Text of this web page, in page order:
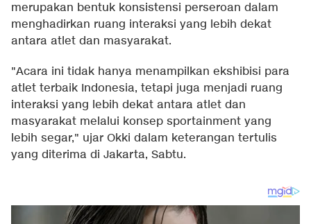
merupakan bentuk konsistensi perseroan dalam
menghadirkan ruang interaksi yang lebih dekat
antara atlet dan masyarakat.
"Acara ini tidak hanya menampilkan ekshibisi para
atlet terbaik Indonesia, tetapi juga menjadi ruang
interaksi yang lebih dekat antara atlet dan
masyarakat melalui konsep sportainment yang
lebih segar," ujar Okki dalam keterangan tertulis
yang diterima di Jakarta, Sabtu.